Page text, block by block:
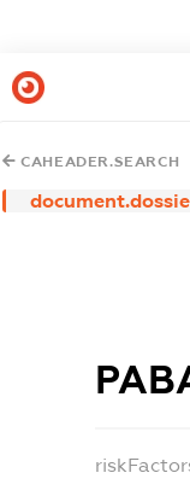
CAHEADER.SEARCH